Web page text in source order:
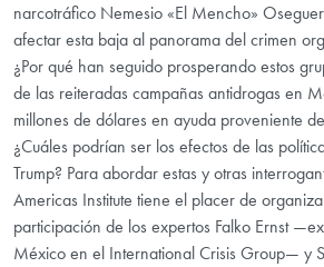
narcotráfico Nemesio «El Mencho»
afectar esta baja al panorama del crimen
¿Por qué han seguido prosperando estos
de las reiteradas campañas antidrogas en
millones de dólares en ayuda proveniente
¿Cuáles podrían ser los efectos de las
Trump? Para abordar estas y otras
Americas Institute tiene el placer de
participación de los expertos Falko Ernst
México en el International Crisis Group— y